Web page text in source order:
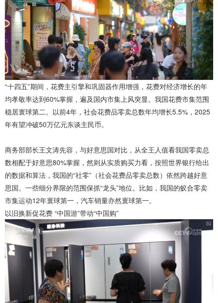
“十四五”期间，花费主引擎和巩固器作用增强，花费对经济增长的年
均孝敬率达到60%掌握，遍及国内市集上风突显。我国花费市集范围
稳居寰球第二。以前4年，社会花费品零卖总数年均增长5.5%，2025
年有望冲破50万亿元东谈主民币。
商务部部长王文涛先容，与好意思国对比，从全王人值看我国零卖总
数相配于好意思80%掌握，然则从实质购买力看，按照世界银行给出
的数据和算法，我国的“社零”（社会花费品零卖总数）依然跨越好意
思国。一些细分界限的范围保抓“龙头”地位。比如，我国的蚁合零卖
市集运动12年寰球第一，汽车销量亦然寰球第一。
以旧换新促花费 “中国游”带动“中国购”